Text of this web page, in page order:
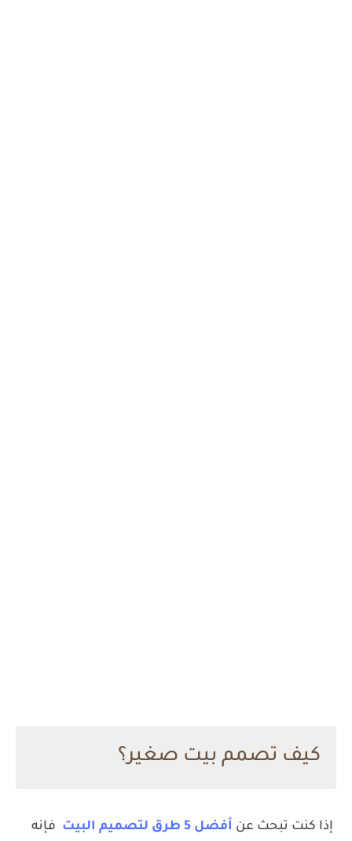
كيف تصمم بيت صغير؟
إذا كنت تبحث عن أفضل 5 طرق لتصميم البيت
فإنه